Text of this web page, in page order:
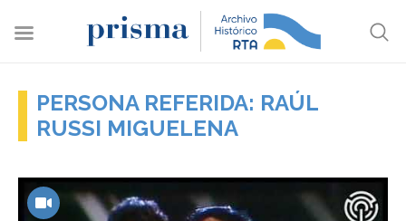
PERSONA REFERIDA: RAÚL
RUSSI MIGUELENA